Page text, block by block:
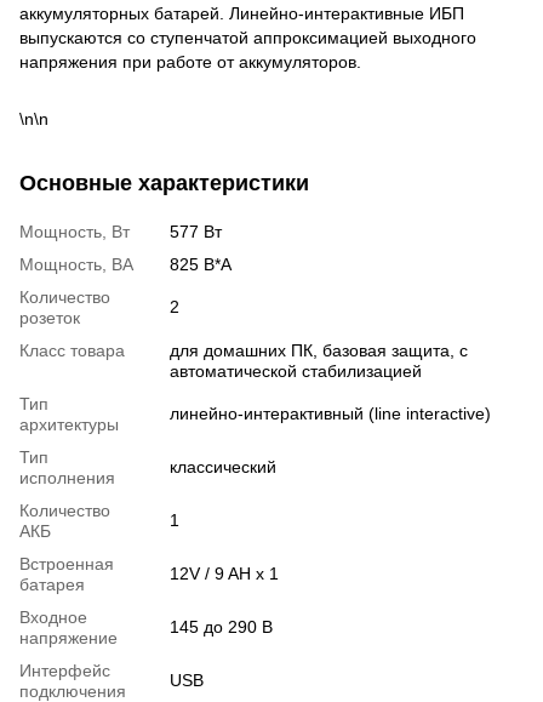
аккумуляторных батарей. Линейно-интерактивные ИБП
выпускаются со ступенчатой аппроксимацией выходного
напряжения при работе от аккумуляторов.
\n\n
Основные характеристики
Мощность, Вт
577 Вт
Мощность, ВА
825 В*А
Количество
розеток
2
Класс товара
для домашних ПК, базовая защита, с
автоматической стабилизацией
Тип
архитектуры
линейно-интерактивный (line interactive)
Тип
исполнения
классический
Количество
АКБ
1
Встроенная
батарея
12V / 9 AH x 1
Входное
напряжение
145 до 290 В
Интерфейс
подключения
USB